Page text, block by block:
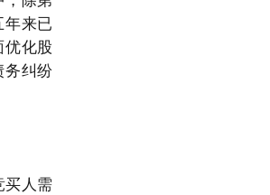
来已
化股
纠纷
买人需